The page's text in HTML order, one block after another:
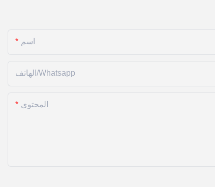
اسم
الهاتف/whatsapp
المحتوى